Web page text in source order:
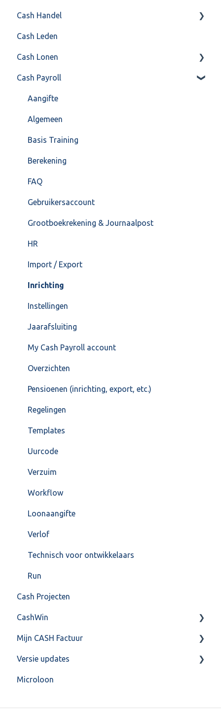
Factureren
Instellingen
Algemeen
Formulierlayout
Cash Handel
Inkoop
Verkoop
Voorraad
Overig
VoorraadService & Onderhoud
Cash Leden
Cash Lonen
Algemeen
Inrichting
Jaarafsluiting
Salarisberekening
Overig
FAQ – Beëindiging CASH Lonen en overstap naar
Cash Payroll
Aangifte
Algemeen
Basis Training
Berekening
FAQ
Gebruikersaccount
Grootboekrekening & Journaalpost
HR
Import / Export
Inrichting
Instellingen
Jaarafsluiting
My Cash Payroll account
Overzichten
Pensioenen (inrichting, export, etc.)
Regelingen
Templates
Uurcode
Verzuim
Workflow
Loonaangifte
Verlof
Technisch voor ontwikkelaars
Run
Cash Projecten
CashWin
Overig
Mijn CASH Factuur
Facturatie Loonportal( CASH Lonen)
Mijn CASH factuur
Versie updates
CashWeb updates 2025
Microloon